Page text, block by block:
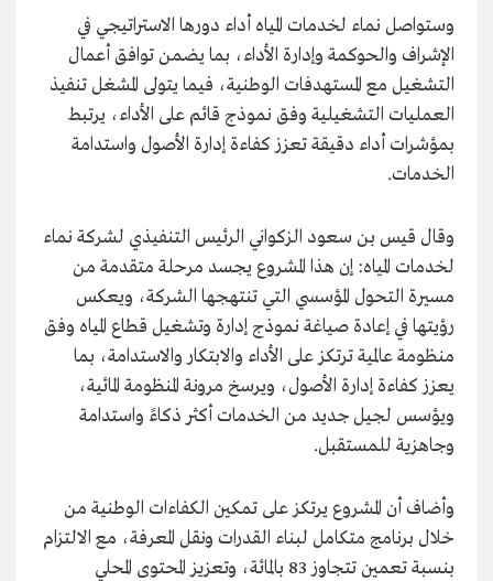
وستواصل نماء لخدمات المياه أداء دورها الاستراتيجي في
الإشراف والحوكمة وإدارة الأداء، بما يضمن توافق أعمال
التشغيل مع المستهدفات الوطنية، فيما يتولى المشغل تنفيذ
العمليات التشغيلية وفق نموذج قائم على الأداء، يرتبط
بمؤشرات أداء دقيقة تعزز كفاءة إدارة الأصول واستدامة
الخدمات.
وقال قيس بن سعود الزكواني الرئيس التنفيذي لشركة نماء
لخدمات المياه: إن هذا المشروع يجسد مرحلة متقدمة من
مسيرة التحول المؤسسي التي تنتهجها الشركة، ويعكس
رؤيتها في إعادة صياغة نموذج إدارة وتشغيل قطاع المياه وفق
منظومة عالمية ترتكز على الأداء والابتكار والاستدامة، بما
يعزز كفاءة إدارة الأصول، ويرسخ مرونة المنظومة المائية،
ويؤسس لجيل جديد من الخدمات أكثر ذكاءً واستدامة
وجاهزية للمستقبل.
وأضاف أن المشروع يرتكز على تمكين الكفاءات الوطنية من
خلال برنامج متكامل لبناء القدرات ونقل المعرفة، مع الالتزام
بنسبة تعمين تتجاوز 83 بالمائة، وتعزيز المحتوى المحلي